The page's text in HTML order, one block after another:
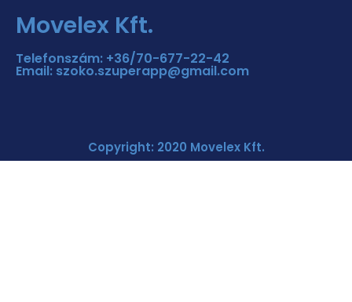
Movelex Kft.
Telefonszám: +36/70-677-22-42
Email: szoko.szuperapp@gmail.com
Copyright: 2020 Movelex Kft.